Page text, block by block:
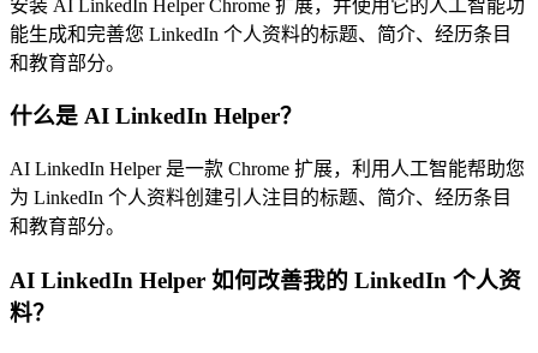
安装 AI LinkedIn Helper Chrome 扩展，并使用它的人工智能功
能生成和完善您 LinkedIn 个人资料的标题、简介、经历条目
和教育部分。
什么是 AI LinkedIn Helper？
AI LinkedIn Helper 是一款 Chrome 扩展，利用人工智能帮助您
为 LinkedIn 个人资料创建引人注目的标题、简介、经历条目
和教育部分。
AI LinkedIn Helper 如何改善我的 LinkedIn 个人资
料？